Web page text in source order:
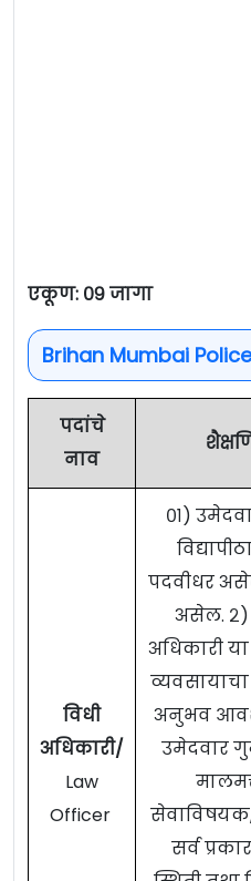
एकूण: ०९ जागा
Brihan Mumbai
पदांचे
नाव
विधी
अधिकारी/
Law
Officer
०१)
पदवीधर
असेल. २)
अधिकारी
अनुभव
उमेदवार
सर्व